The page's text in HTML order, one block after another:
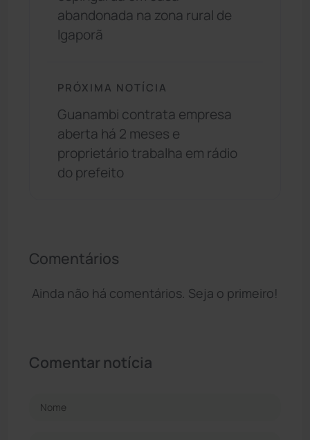
abandonada na zona rural de
Igaporã
PRÓXIMA NOTÍCIA
Guanambi contrata empresa
aberta há 2 meses e
proprietário trabalha em rádio
do prefeito
Comentários
Ainda não há comentários. Seja o primeiro!
Comentar notícia